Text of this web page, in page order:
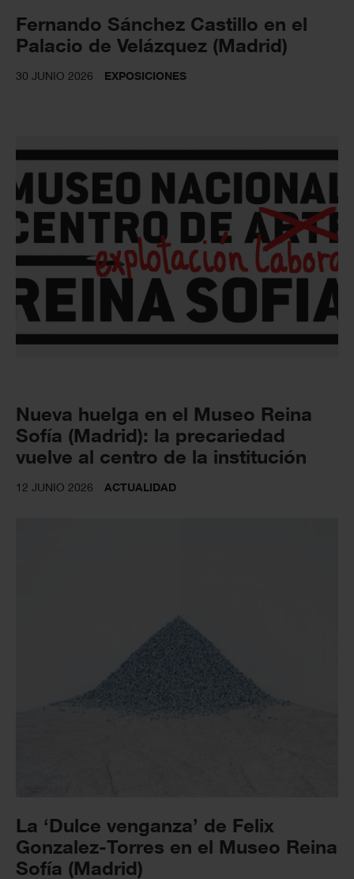
Fernando Sánchez Castillo en el
Palacio de Velázquez (Madrid)
30 JUNIO 2026 EXPOSICIONES
Nueva huelga en el Museo Reina
Sofía (Madrid): la precariedad
vuelve al centro de la institución
12 JUNIO 2026 ACTUALIDAD
La ‘Dulce venganza’ de Felix
Gonzalez-Torres en el Museo Reina
Sofía (Madrid)